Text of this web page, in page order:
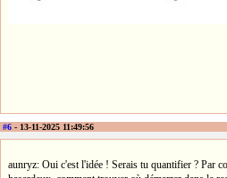
#6 - 13-11-2025 11:49:56
aunryz: Oui c'est l'idée ! Serais tu quantifier ? Par